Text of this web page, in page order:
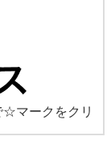
☆マークをクリ